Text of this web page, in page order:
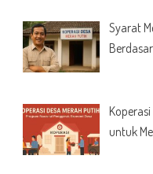
Syarat
untuk